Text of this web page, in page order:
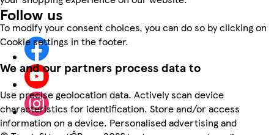
To modify your consent choices, you can do so by clicking on
Cookie settings in the footer.
We and our partners process data to
Use precise geolocation data. Actively scan device
characteristics for identification. Store and/or access
information on a device. Personalised advertising and
Follow us